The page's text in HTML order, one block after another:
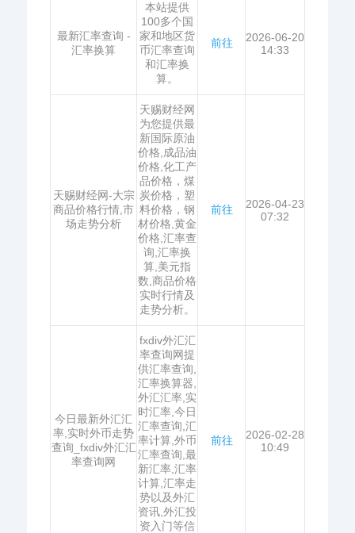
最新汇率查询 -
汇率换算
本站提供
100多个国
家和地区货
币汇率查询
和汇率换
算。
前往
2026-06-20
14:33
天赐财经网-大宗
商品价格行情,市
场走势分析
天赐财经网
为您提供最
新国际原油
价格,成品油
价格,化工产
品价格，煤
炭价格，塑
料价格，钢
材价格,黄金
价格,汇率查
询,汇率换
算,美元指
数,商品价格
实时行情及
走势分析。
前往
2026-04-23
07:32
今日最新外汇汇
率,实时外币走势
查询_fxdiv外汇汇
率查询网
fxdiv外汇汇
率查询网提
供汇率查询,
汇率换算器,
外汇汇率,实
时汇率,今日
汇率查询,汇
率计算,外币
汇率查询,最
新汇率,汇率
计算,汇率走
势以及外汇
资讯,外汇投
资入门等信
前往
2026-02-28
10:49